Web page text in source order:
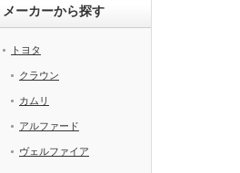
メーカーから探す
トヨタ
クラウン
カムリ
アルファード
ヴェルファイア